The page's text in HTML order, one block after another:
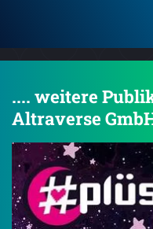
.... weitere
Altraverse